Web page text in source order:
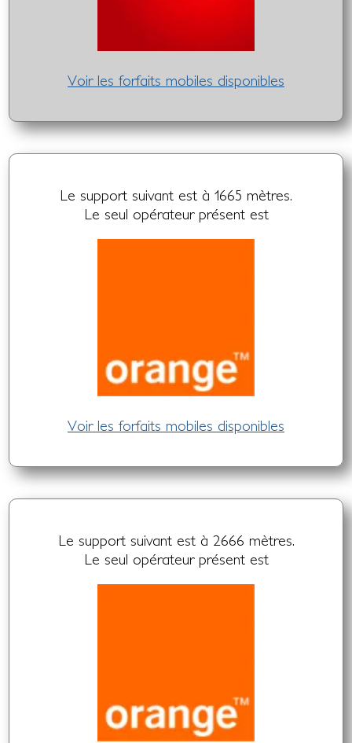
Voir les forfaits mobiles disponibles
Le support suivant est à 1665 mètres.
Le seul opérateur présent est
Voir les forfaits mobiles disponibles
Le support suivant est à 2666 mètres.
Le seul opérateur présent est